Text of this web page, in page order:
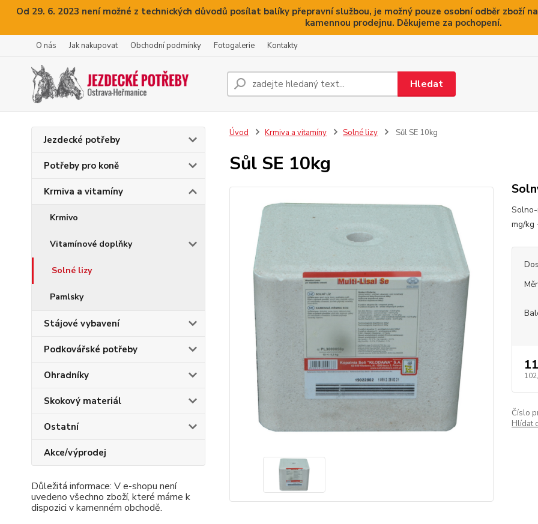
Od 29. 6. 2023 není možné z technických důvodů posílat balíky přepravní službou, je možný pouze osobní odběr zboží
kamennou prodejnu. Děkujeme za pochopení.
O nás Jak nakupovat Obchodní podmínky Fotogalerie Kontakty
Hledat
Jezdecké potřeby
Potřeby pro koně
Krmiva a vitamíny
Krmivo
Vitamínové doplňky
Solné lizy
Pamlsky
Stájové vybavení
Podkovářské potřeby
Ohradníky
Skokový materiál
Ostatní
Akce/výprodej
Důležitá informace: V e-shopu není
uvedeno všechno zboží, které máme k
dispozici v kamenném obchodě.
Úvod Krmiva a vitamíny Solné lizy Sůl SE 10kg
Sůl SE 10kg
mg/kg
Číslo
Hlídat